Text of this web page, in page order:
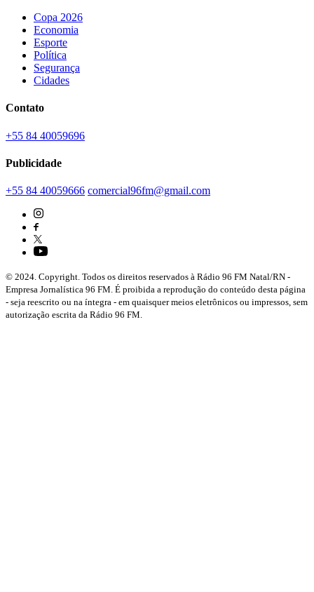
Copa 2026
Economia
Esporte
Política
Segurança
Cidades
Contato
+55 84 40059696
Publicidade
+55 84 40059666 comercial96fm@gmail.com
© 2024. Copyright. Todos os direitos reservados à Rádio 96 FM Natal/RN -
Empresa Jornalística 96 FM. É proibida a reprodução do conteúdo desta página
- seja reescrito ou na íntegra - em quaisquer meios eletrônicos ou impressos, sem
autorização escrita da Rádio 96 FM.